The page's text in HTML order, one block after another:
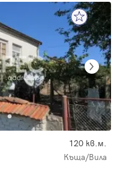
120 кв.м.
Къща/Вила